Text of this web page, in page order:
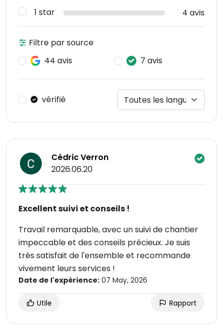
1 star
4 avis
Filtre par source
44 avis
7 avis
vérifié
Cédric Verron
2026.06.20
Excellent suivi et conseils !
Travail remarquable, avec un suivi de chantier
impeccable et des conseils précieux. Je suis
très satisfait de l'ensemble et recommande
vivement leurs services !
Date de l'expérience: 07 May, 2026
Utile Rapport